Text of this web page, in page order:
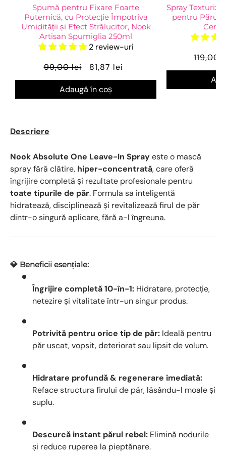
Spumă pentru Fixare Foarte
Puternică, cu Protecție Împotriva
Umidității și Efect Strălucitor, Nook
Artisan Spumiglia 250ml
2 review-uri
99,00 lei
81,87 lei
Adaugă în coș
Spray
pentru Părul
119,00
Descriere
Nook Absolute One Leave-In Sprayeste o mască
spray fără clătire, hiper-concentrată, care oferă
îngrijire completă și rezultate profesionale pentru
toate tipurile de păr. Formula sa inteligentă
hidratează, disciplinează și revitalizează firul de păr
dintr-o singură aplicare, fără a-l îngreuna.
💎 Beneficii esențiale:
Îngrijire completă 10-în-1: Hidratare, protecție,
netezire și vitalitate într-un singur produs.
Potrivită pentru orice tip de păr: Ideală pentru
păr uscat, vopsit, deteriorat sau lipsit de volum.
Hidratare profundă & regenerare imediată:
Reface structura firului de păr, lăsându-l moale și
suplu.
Descurcă instant părul rebel: Elimină nodurile
și reduce ruperea la pieptănare.